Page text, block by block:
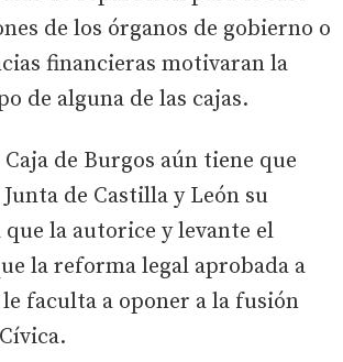
de los órganos de gobierno o
financieras motivaran la
de alguna de las cajas.
de Burgos aún tiene que
de Castilla y León su
la autorice y levante el
la reforma legal aprobada a
faculta a oponer a la fusión